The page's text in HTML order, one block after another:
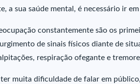
a sua saúde mental, é necessário ir
constantemente são os
de sinais físicos diante de
respiração ofegante e
ter muita dificuldade de falar em